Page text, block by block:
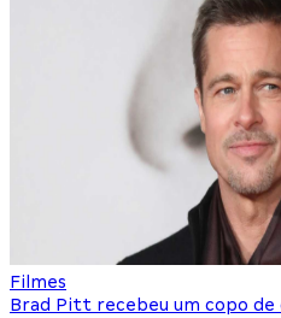
Filmes
Brad Pitt recebeu um copo